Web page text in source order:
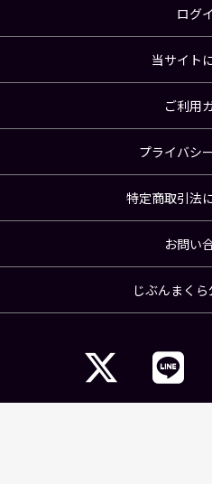
ログ
当サイト
ご利用
プライバシ
特定商取引法
お問い
じぶんまく